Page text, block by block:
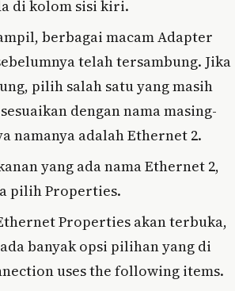
di kolom sisi kiri.
berbagai macam Adapter
telah tersambung. Jika
pilih salah satu yang masih
dengan nama masing-
namanya adalah Ethernet 2.
yang ada nama Ethernet 2,
pilih Properties.
Properties akan terbuka,
banyak opsi pilihan yang di
uses the following items.